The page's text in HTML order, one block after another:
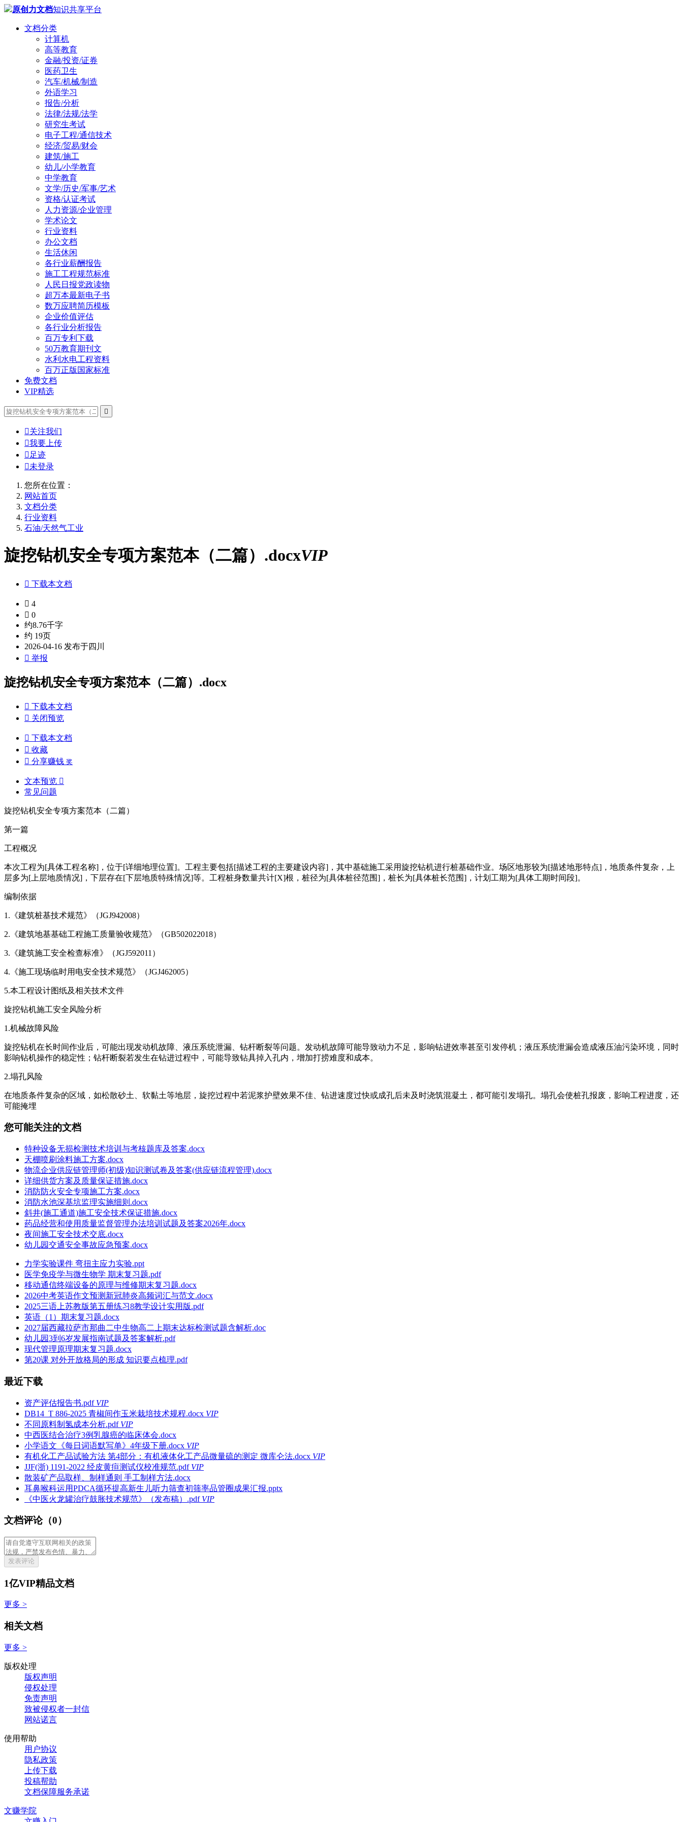
原创力文档知识共享平台
文档分类
计算机
高等教育
金融/投资/证券
医药卫生
汽车/机械/制造
外语学习
报告/分析
法律/法规/法学
研究生考试
电子工程/通信技术
经济/贸易/财会
建筑/施工
幼儿/小学教育
中学教育
文学/历史/军事/艺术
资格/认证考试
人力资源/企业管理
学术论文
行业资料
办公文档
生活休闲
各行业薪酬报告
施工工程规范标准
人民日报党政读物
超万本最新电子书
数万应聘简历模板
企业价值评估
各行业分析报告
百万专利下载
50万教育期刊文
水利水电工程资料
百万正版国家标准
免费文档
VIP精选

关注我们
我要上传
 足迹
未登录
您所在位置：
网站首页
文档分类
行业资料
石油/天然气工业
旋挖钻机安全专项方案范本（二篇）.docxVIP
 下载本文档
 4
 0
约8.76千字
约 19页
2026-04-16 发布于四川
 举报
旋挖钻机安全专项方案范本（二篇）.docx
 下载本文档
 关闭预览
 下载本文档
 收藏
 分享赚钱 奖
文本预览 
常见问题
旋挖钻机安全专项方案范本（二篇）
第一篇
工程概况
本次工程为[具体工程名称]，位于[详细地理位置]。工程主要包括[描述工程的主要建设内容]，其中基础施工采用旋挖钻机进行桩基础作业。场区地形较为[描述地形特点]，地质条件复杂，上
层多为[上层地质情况]，下层存在[下层地质特殊情况]等。工程桩身数量共计[X]根，桩径为[具体桩径范围]，桩长为[具体桩长范围]，计划工期为[具体工期时间段]。
编制依据
1.《建筑桩基技术规范》（JGJ942008）
2.《建筑地基基础工程施工质量验收规范》（GB502022018）
3.《建筑施工安全检查标准》（JGJ592011）
4.《施工现场临时用电安全技术规范》（JGJ462005）
5.本工程设计图纸及相关技术文件
旋挖钻机施工安全风险分析
1.机械故障风险
旋挖钻机在长时间作业后，可能出现发动机故障、液压系统泄漏、钻杆断裂等问题。发动机故障可能导致动力不足，影响钻进效率甚至引发停机；液压系统泄漏会造成液压油污染环境，同时
影响钻机操作的稳定性；钻杆断裂若发生在钻进过程中，可能导致钻具掉入孔内，增加打捞难度和成本。
2.塌孔风险
在地质条件复杂的区域，如松散砂土、软黏土等地层，旋挖过程中若泥浆护壁效果不佳、钻进速度过快或成孔后未及时浇筑混凝土，都可能引发塌孔。塌孔会使桩孔报废，影响工程进度，还
可能掩埋
您可能关注的文档
特种设备无损检测技术培训与考核题库及答案.docx
天棚喷刷涂料施工方案.docx
物流企业供应链管理师(初级)知识测试卷及答案(供应链流程管理).docx
详细供货方案及质量保证措施.docx
消防防火安全专项施工方案.docx
消防水池深基坑监理实施细则.docx
斜井(施工通道)施工安全技术保证措施.docx
药品经营和使用质量监督管理办法培训试题及答案2026年.docx
夜间施工安全技术交底.docx
幼儿园交通安全事故应急预案.docx
力学实验课件 弯扭主应力实验.ppt
医学免疫学与微生物学 期末复习题.pdf
移动通信终端设备的原理与维修期末复习题.docx
2026中考英语作文预测新冠肺炎高频词汇与范文.docx
2025三语上苏教版第五册练习8教学设计实用版.pdf
英语（1）期末复习题.docx
2027届西藏拉萨市那曲二中生物高二上期末达标检测试题含解析.doc
幼儿园3到6岁发展指南试题及答案解析.pdf
现代管理原理期末复习题.docx
第20课 对外开放格局的形成 知识要点梳理.pdf
最近下载
资产评估报告书.pdf VIP
DB14_T 886-2025 青椒间作玉米栽培技术规程.docx VIP
不同原料制氢成本分析.pdf VIP
中西医结合治疗3例乳腺癌的临床体会.docx
小学语文《每日词语默写单》4年级下册.docx VIP
有机化工产品试验方法 第4部分：有机液体化工产品微量硫的测定 微库仑法.docx VIP
JJF(浙) 1191-2022 经皮黄疸测试仪校准规范.pdf VIP
散装矿产品取样、制样通则 手工制样方法.docx
耳鼻喉科运用PDCA循环提高新生儿听力筛查初筛率品管圈成果汇报.pptx
《中医火龙罐治疗鼓胀技术规范》（发布稿）.pdf VIP
文档评论（0）
发表评论
1亿VIP精品文档
更多 >
相关文档
更多 >
版权处理
版权声明
侵权处理
免责声明
致被侵权者一封信
网站诺言
使用帮助
用户协议
隐私政策
上传下载
投稿帮助
文档保障服务承诺
文赚学院